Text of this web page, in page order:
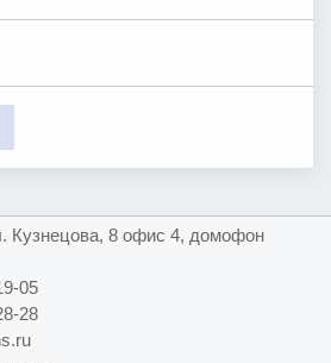
Кузнецова, 8 офис 4, домофон
05
28